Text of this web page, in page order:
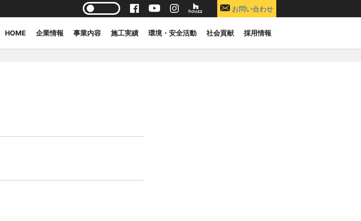
お問い合わせ
HOME 企業情報 事業内容 施工実績 環境・安全活動 社会貢献 採用情報